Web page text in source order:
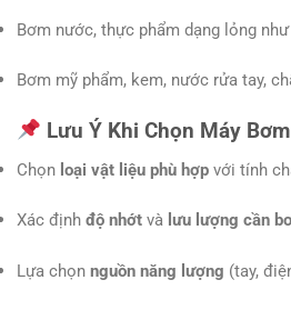
Bơm nước, thực phẩm dạng lỏng
Bơm mỹ phẩm, kem, nước rửa tay,
Lưu Ý Khi Chọn Máy
Chọn loại vật liệu phù hợp với tính
Xác định độ nhớt và lưu lượng cần
Lựa chọn nguồn năng lượng (tay,